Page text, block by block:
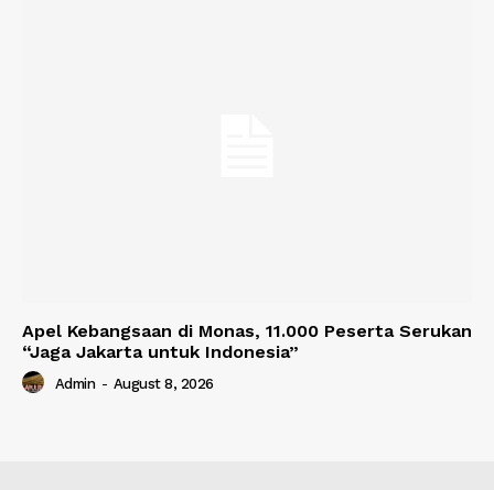
Apel Kebangsaan di Monas, 11.000 Peserta Serukan
“Jaga Jakarta untuk Indonesia”
Admin - August 8, 2026